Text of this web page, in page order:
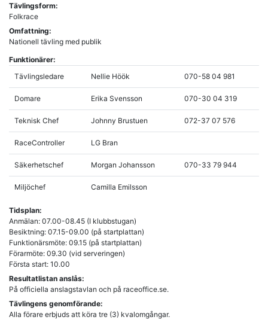
Tävlingsform:
Folkrace
Omfattning:
Nationell tävling med publik
Funktionärer:
Tävlingsledare
Nellie Höök 070-58 04 981
Domare Erika Svensson 070-30 04 319
Teknisk Chef Johnny Brustuen 072-37 07 576
RaceController LG Bran
Säkerhetschef Morgan Johansson 070-33 79 944
Miljöchef Camilla Emilsson
Tidsplan:
Anmälan: 07.00-08.45 (I klubbstugan)
Besiktning: 07.15-09.00 (på startplattan)
Funktionärsmöte: 09.15 (på startplattan)
Förarmöte: 09.30 (vid serveringen)
Första start: 10.00
Resultatlistan anslås:
På officiella anslagstavlan och på raceoffice.se.
Tävlingens genomförande:
Alla förare erbjuds att köra tre (3) kvalomgångar.